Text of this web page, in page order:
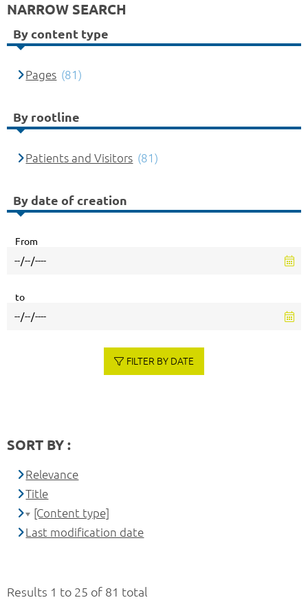
Results 1 to 25 of 81 total
NARROW SEARCH
By content type
Pages (81)
By rootline
Patients and Visitors (81)
By date of creation
From
to
FILTER BY DATE
SORT BY :
Relevance
Title
[Content type]
Last modification date